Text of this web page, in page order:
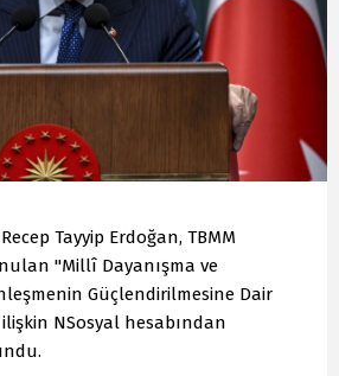
Tayyip Erdoğan, TBMM
"Millî Dayanışma ve
Güçlendirilmesine Dair
NSosyal hesabından